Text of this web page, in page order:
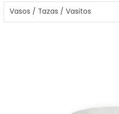
Vasos / Tazas / Vasitos